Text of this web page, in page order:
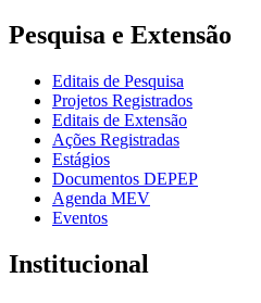
Pesquisa e Extensão
Editais de Pesquisa
Projetos Registrados
Editais de Extensão
Ações Registradas
Estágios
Documentos DEPEP
Agenda MEV
Eventos
Institucional